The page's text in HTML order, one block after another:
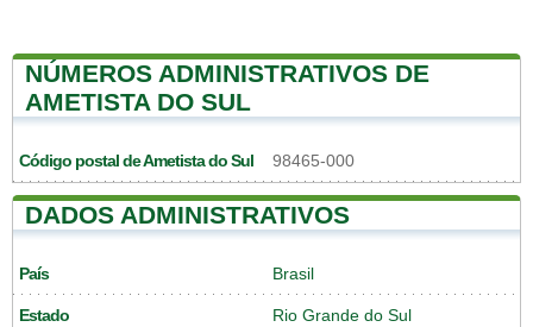
NÚMEROS ADMINISTRATIVOS DE
AMETISTA DO SUL
Código postal de Ametista do Sul 98465-000
DADOS ADMINISTRATIVOS
País Brasil
Estado Rio Grande do Sul